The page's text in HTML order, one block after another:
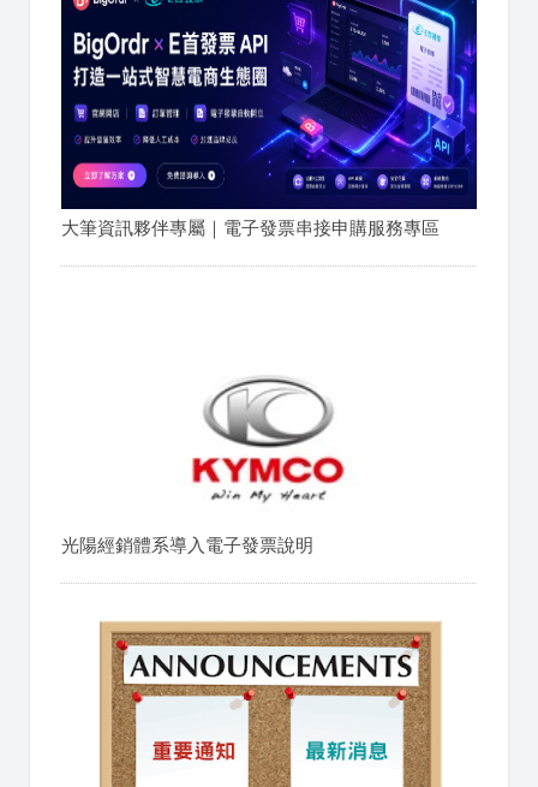
大筆資訊夥伴專屬｜電子發票串接申購服務專區
光陽經銷體系導入電子發票說明